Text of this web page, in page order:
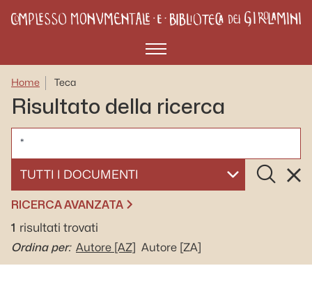
Menù
Home Teca
Risultato della ricerca
SELEZIONA UN DOCUMENTO
Cerca
RICERCA AVANZATA
1 risultati trovati
Ordina per: Autore [AZ] Autore [ZA]